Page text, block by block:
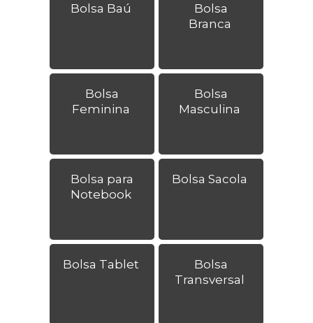
Bolsa Baú
Bolsa
Branca
Bolsa
Feminina
Bolsa
Masculina
Bolsa para
Notebook
Bolsa Sacola
Bolsa Tablet
Bolsa
Transversal